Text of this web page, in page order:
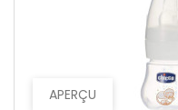
APERÇU